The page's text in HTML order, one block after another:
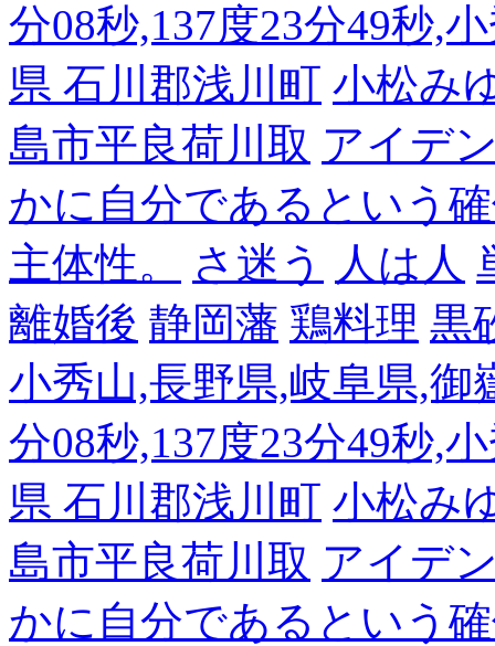
分08秒,137度23分49秒,
県 石川郡浅川町 小松み
島市平良荷川取 アイデ
かに自分であるという
主体性。
さ迷う 人は人
離婚後 静岡藩 鶏料理 黒
小秀山,長野県,岐阜県,御
分08秒,137度23分49秒,
県 石川郡浅川町 小松み
島市平良荷川取 アイデ
かに自分であるという